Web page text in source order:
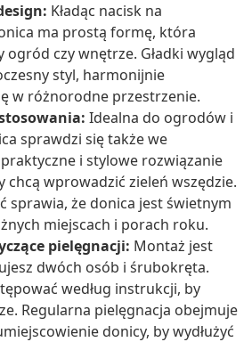
Kładąc nacisk na
ma prostą formę, która
ogród czy wnętrze. Gładki wygląd
styl, harmonijnie
w różnorodne przestrzenie.
Idealna do ogrodów i
sprawdzi się także we
i stylowe rozwiązanie
chcą wprowadzić zieleń wszędzie.
sprawia, że donica jest świetnym
miejscach i porach roku.
pielęgnacji: Montaż jest
dwóch osób i śrubokręta.
według instrukcji, by
Regularna pielęgnacja obejmuje
donicy, by wydłużyć